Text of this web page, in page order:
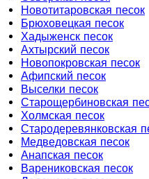
Новотитаровская песок
Брюховецкая песок
Хадыженск песок
Ахтырский песок
Новопокровская песок
Афипский песок
Выселки песок
Старощербиновская
Холмская песок
Стародеревянковская
Медведовская песок
Анапская песок
Варениковская песок